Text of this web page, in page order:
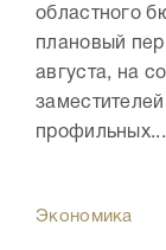
областного
плановый
августа, на
профильных...
Экономика